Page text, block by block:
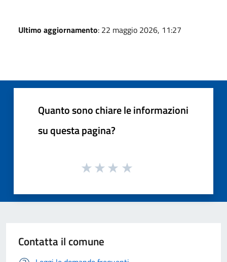
Ultimo aggiornamento: 22 maggio 2026, 11:27
Quanto sono chiare le informazioni
su questa pagina?
Contatta il comune